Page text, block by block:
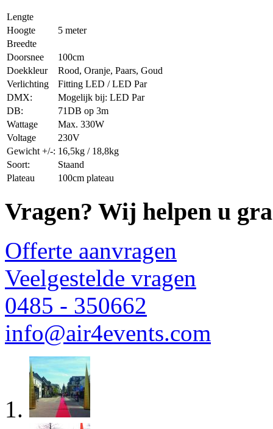
Lengte
Hoogte
5 meter
Breedte
Doorsnee
100cm
Doekkleur
Rood, Oranje, Paars, Goud
Verlichting
Fitting LED / LED Par
DMX:
Mogelijk bij: LED Par
DB:
71DB op 3m
Wattage
Max. 330W
Voltage
230V
Gewicht +/-: 16,5kg / 18,8kg
Soort:
Staand
Plateau
100cm plateau
Vragen? Wij helpen u
Offerte aanvragen
Veelgestelde vragen
0485 - 350662
info@air4events.com